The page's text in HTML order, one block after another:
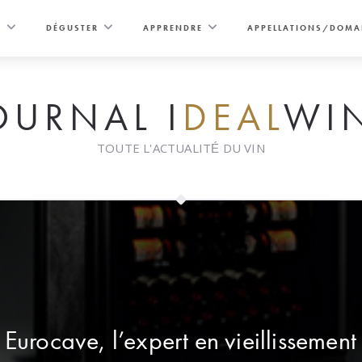
DÉGUSTER APPRENDRE APPELLATIONS/
I DEAL
TOUTE L'ACTUALITÉ DU VIN
l’expert en